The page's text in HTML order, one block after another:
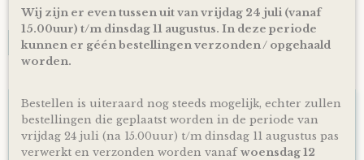
Op voorraad
IN WINKELWAGEN
OP=OP
Wij zijn er even tussen uit van vrijdag 24 juli (vanaf
15.00uur) t/m dinsdag 11 augustus. In deze periode
kunnen er géén bestellingen verzonden / opgehaald
worden.
Bestellen is uiteraard nog steeds mogelijk, echter zullen
bestellingen die geplaatst worden in de periode van
vrijdag 24 juli (na 15.00uur) t/m dinsdag 11 augustus pas
verwerkt en verzonden worden vanafwoensdag 12